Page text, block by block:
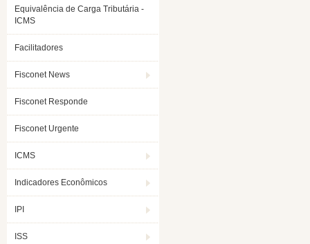
Equivalência de Carga Tributária -
ICMS
Facilitadores
Fisconet News
Fisconet Responde
Fisconet Urgente
ICMS
Indicadores Econômicos
IPI
ISS